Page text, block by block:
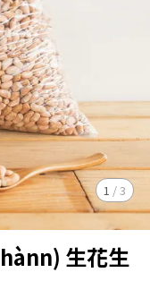
1 /3
生花生